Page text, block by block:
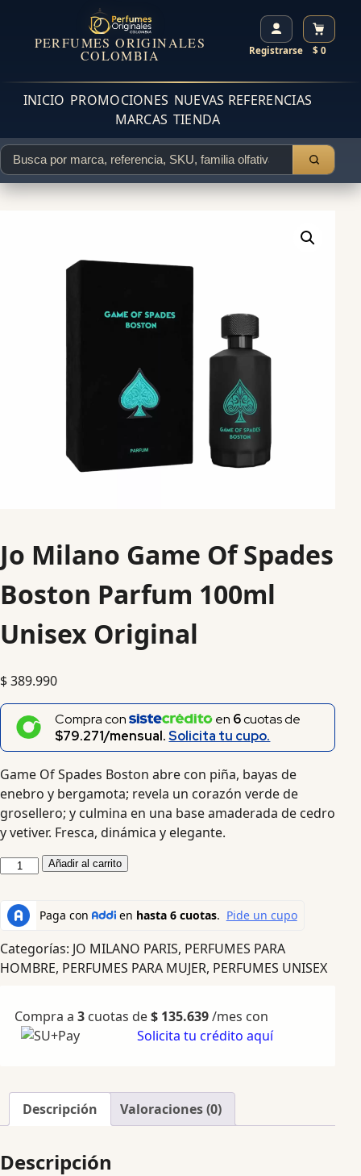
PERFUMES ORIGINALES
COLOMBIA Registrarse $ 0
INICIO PROMOCIONES NUEVAS REFERENCIAS
MARCAS TIENDA
Jo Milano Game Of Spades
Boston Parfum 100ml
Unisex Original
$389.990
Compra con en 6cuotas de
$79.271/mensual.Solicita tu cupo.
Game Of Spades Boston abre con piña, bayas de
enebro y bergamota; revela un corazón verde de
grosellero; y culmina en una base amaderada de cedro
y vetiver. Fresca, dinámica y elegante.
Añadir al carrito
Categorías: JO MILANO PARIS, PERFUMES PARA
HOMBRE, PERFUMES PARA MUJER, PERFUMES UNISEX
Compra a 3 cuotas de$ 135.639/mes con
Solicita tu crédito aquí
Descripción Valoraciones (0)
Descripción